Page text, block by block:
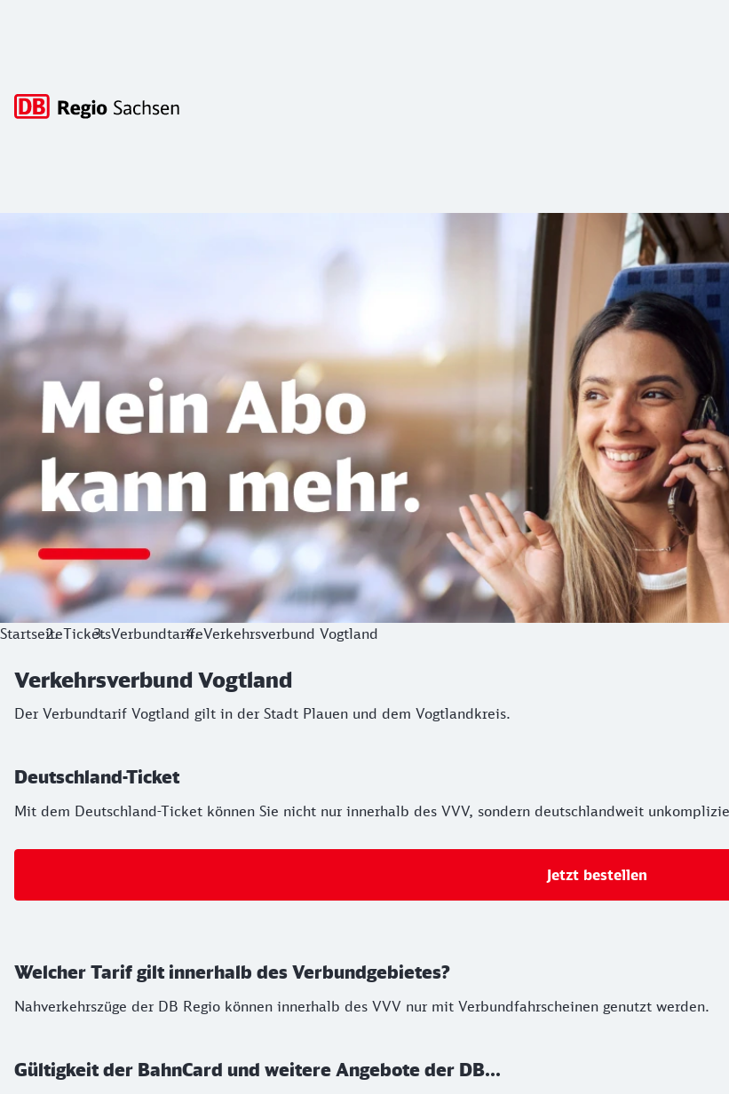
StartseiteTicketsVerbundtarifeVerkehrsverbund Vogtland
Verkehrsverbund Vogtland
Der Verbundtarif Vogtland gilt in der Stadt Plauen und dem Vogtlandkreis.
Deutschland-Ticket
Mit dem Deutschland-Ticket können Sie nicht nur innerhalb des VVV, sondern deutschlandweit
Jetzt bestellen
Welcher Tarif gilt innerhalb des Verbundgebietes?
Nahverkehrszüge der DB Regio können innerhalb des VVV nur mit Verbundfahrscheinen genutzt werden.
Gültigkeit der BahnCard und weitere Angebote der DB...